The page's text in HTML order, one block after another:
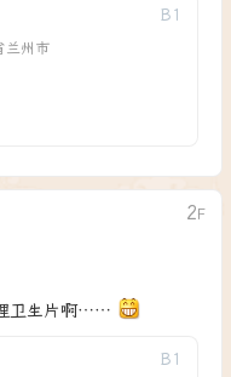
兰州市
B 1
2 F
卫生片啊……
B 1